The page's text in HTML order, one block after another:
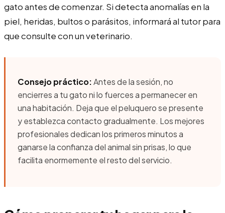
gato antes de comenzar. Si detecta anomalías en la
piel, heridas, bultos o parásitos, informará al tutor para
que consulte con un veterinario.
Consejo práctico:Antes de la sesión, no
encierres a tu gato ni lo fuerces a permanecer en
una habitación. Deja que el peluquero se presente
y establezca contacto gradualmente. Los mejores
profesionales dedican los primeros minutos a
ganarse la confianza del animal sin prisas, lo que
facilita enormemente el resto del servicio.